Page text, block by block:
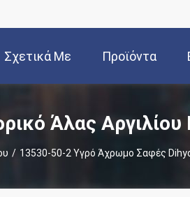
Σχετικά Με
Εμάς
Προϊόντα
Άλας Αργιλίου
/ 13530-50-2 Υγρό Άχρωμο Σαφές